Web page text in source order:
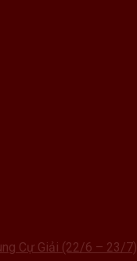
Cự Giải (22/6 – 23/7)